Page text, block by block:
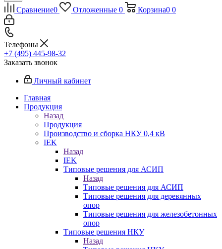
Сравнение0 Отложенные 0 Корзина0 0
Телефоны
+7 (495) 445-98-32
Заказать звонок
Личный кабинет
Главная
Продукция
Назад
Продукция
Производство и сборка НКУ 0,4 кВ
IEK
Назад
IEK
Типовые решения для АСИП
Назад
Типовые решения для АСИП
Типовые решения для деревянных
опор
Типовые решения для железобетонных
опор
Типовые решения НКУ
Назад